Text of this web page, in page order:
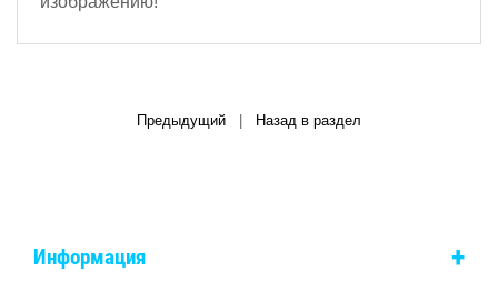
Предыдущий Назад в раздел
Информация +